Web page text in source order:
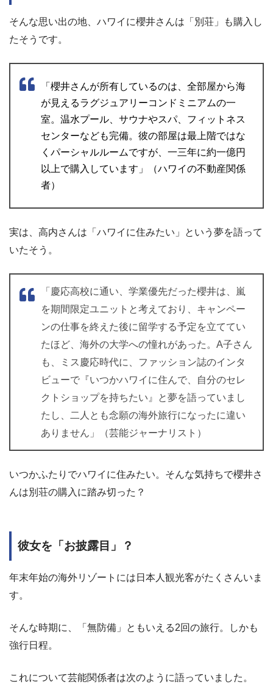
そんな思い出の地、ハワイに櫻井さんは「別荘」も購入し
たそうです。
「櫻井さんが所有しているのは、全部屋から海
が見えるラグジュアリーコンドミニアムの一
室。温水プール、サウナやスパ、フィットネス
センターなども完備。彼の部屋は最上階ではな
くパーシャルルームですが、一三年に約一億円
以上で購入しています」（ハワイの不動産関係
者）
実は、高内さんは「ハワイに住みたい」という夢を語って
いたそう。
「慶応高校に通い、学業優先だった櫻井は、嵐
を期間限定ユニットと考えており、キャンペー
ンの仕事を終えた後に留学する予定を立ててい
たほど、海外の大学への憧れがあった。A子さん
も、ミス慶応時代に、ファッション誌のインタ
ビューで『いつかハワイに住んで、自分のセレ
クトショップを持ちたい』と夢を語っていまし
たし、二人とも念願の海外旅行になったに違い
ありません」（芸能ジャーナリスト）
いつかふたりでハワイに住みたい。そんな気持ちで櫻井さ
んは別荘の購入に踏み切った？
彼女を「お披露目」？
年末年始の海外リゾートには日本人観光客がたくさんいま
す。
そんな時期に、「無防備」ともいえる2回の旅行。しかも
強行日程。
これについて芸能関係者は次のように語っていました。